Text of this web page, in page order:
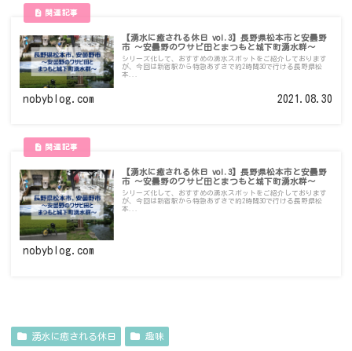
【湧水に癒される休日 vol.3】長野県松本市と安曇野
市 ～安曇野のワサビ田とまつもと城下町湧水群～
シリーズ化して、おすすめの湧水スポットをご紹介しております
が、今回は新宿駅から特急あずさで約2時間30で行ける長野県松
本...
nobyblog.com 2021.08.30
【湧水に癒される休日 vol.3】長野県松本市と安曇野
市 ～安曇野のワサビ田とまつもと城下町湧水群～
シリーズ化して、おすすめの湧水スポットをご紹介しております
が、今回は新宿駅から特急あずさで約2時間30で行ける長野県松
本...
nobyblog.com
湧水に癒される休日 趣味